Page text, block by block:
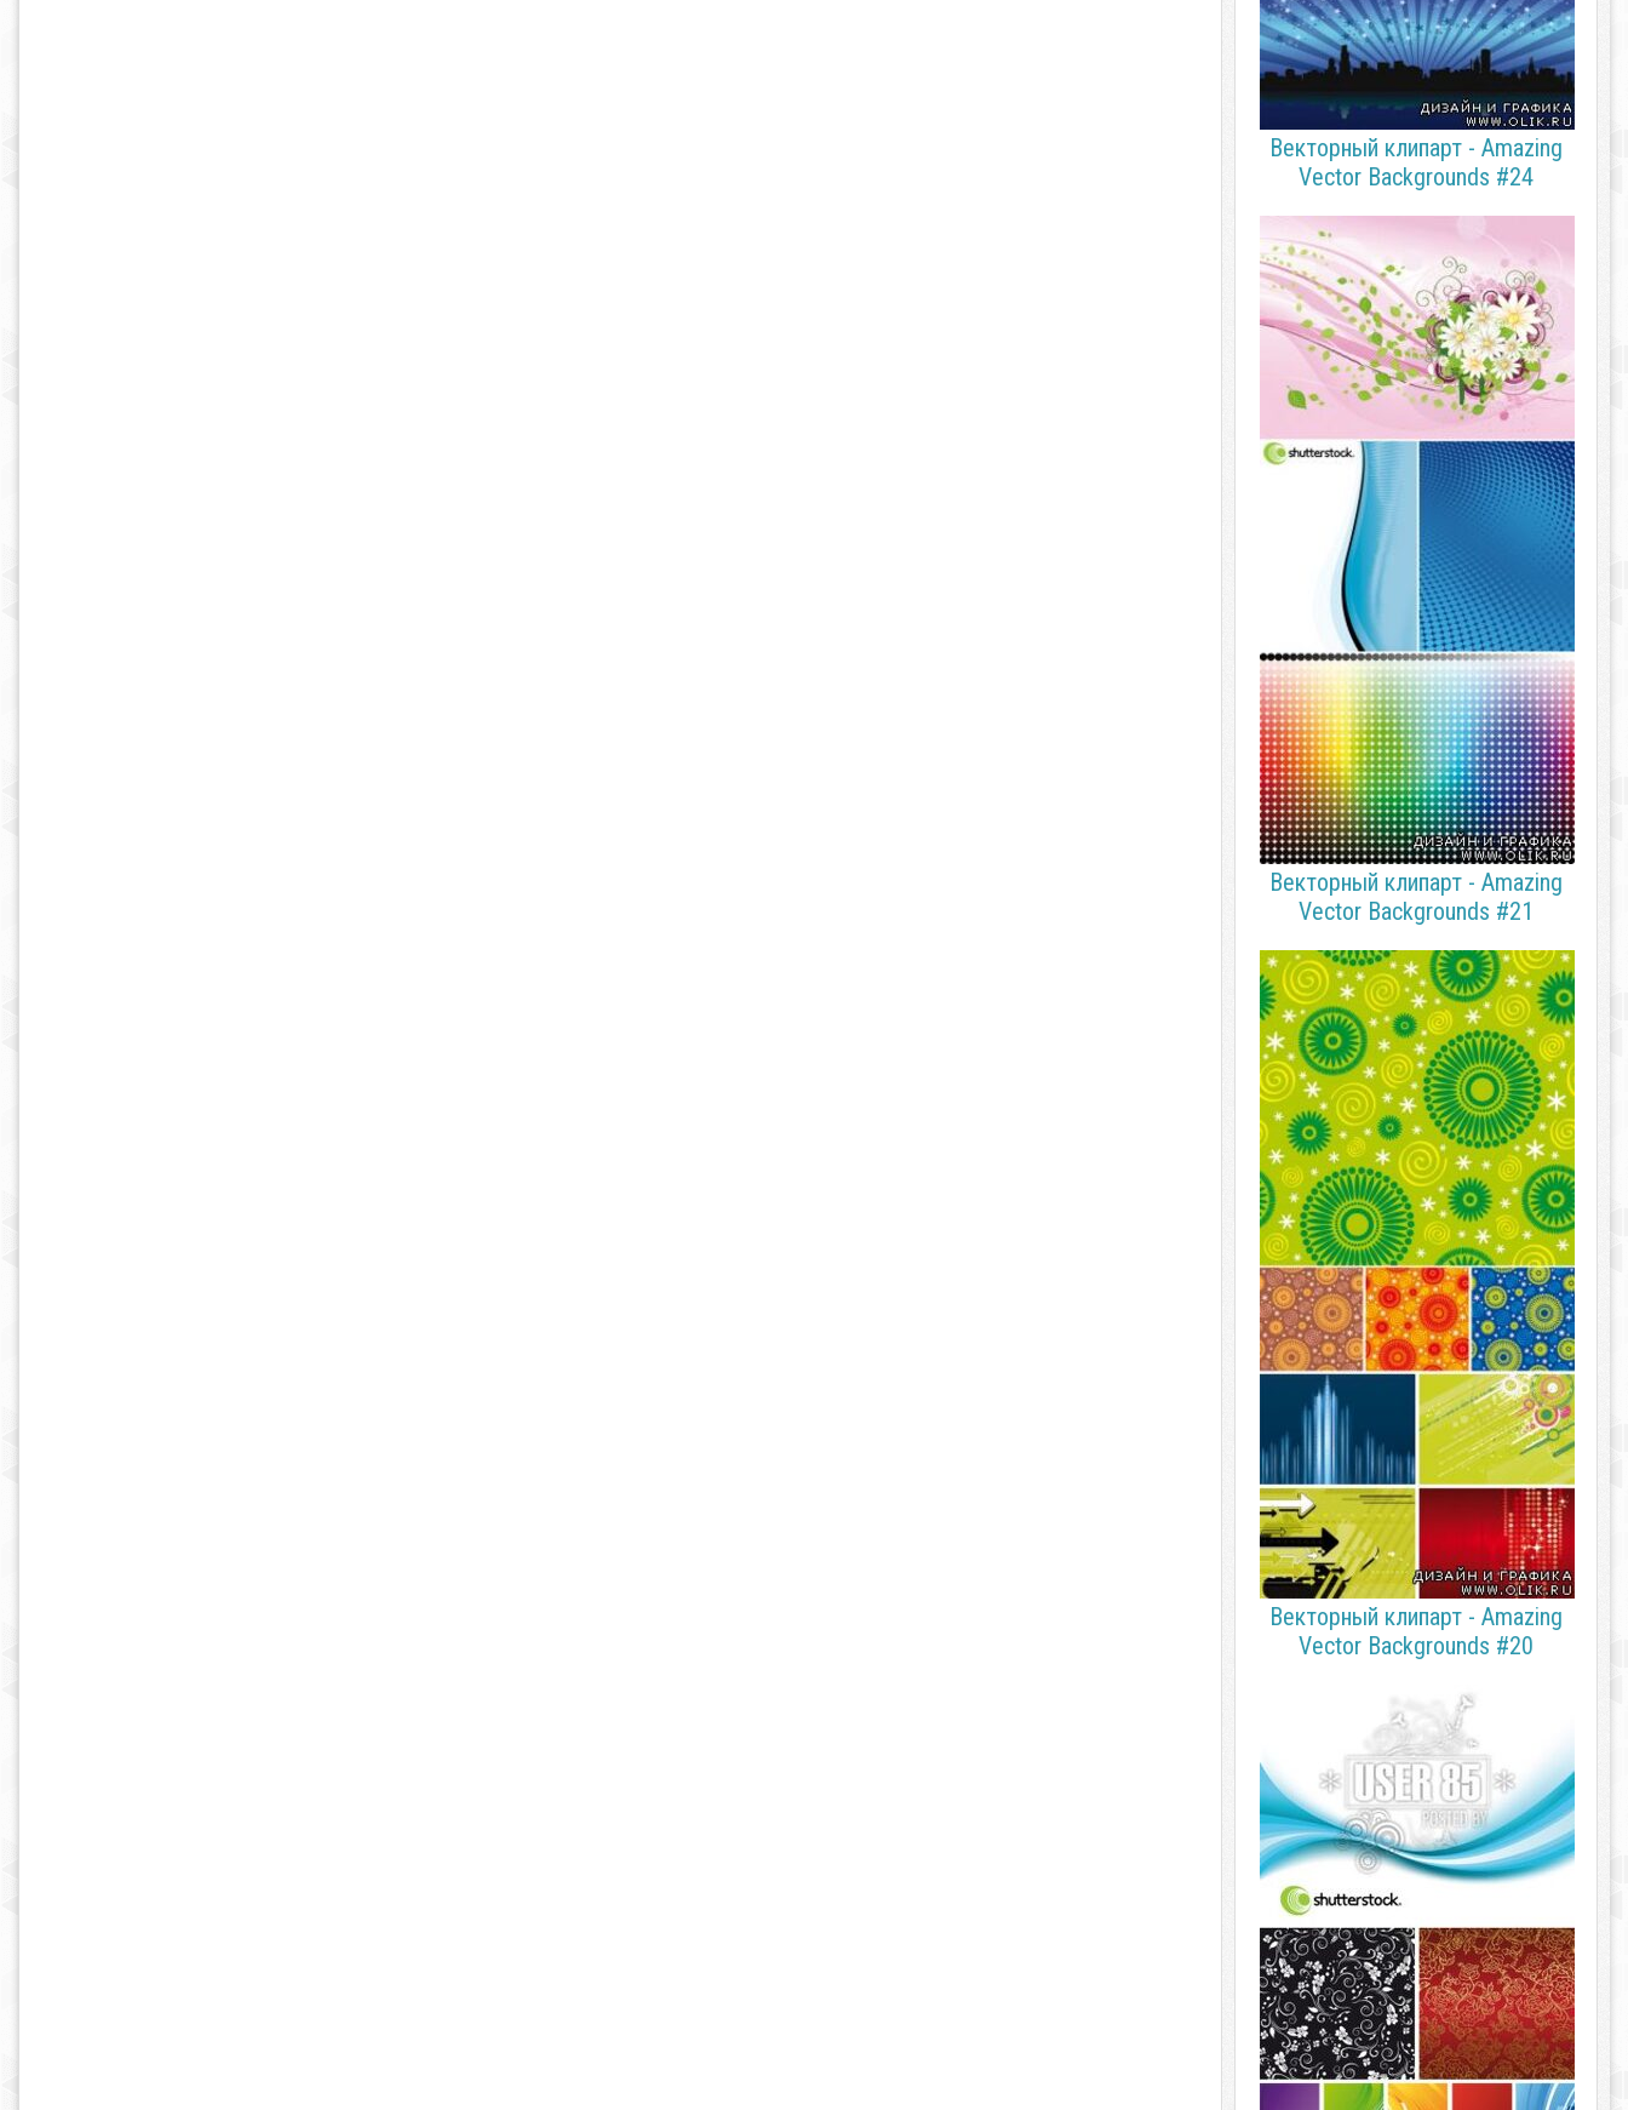
Векторный клипарт - Amazing
Vector Backgrounds #24
Векторный клипарт - Amazing
Vector Backgrounds #21
Векторный клипарт - Amazing
Vector Backgrounds #20